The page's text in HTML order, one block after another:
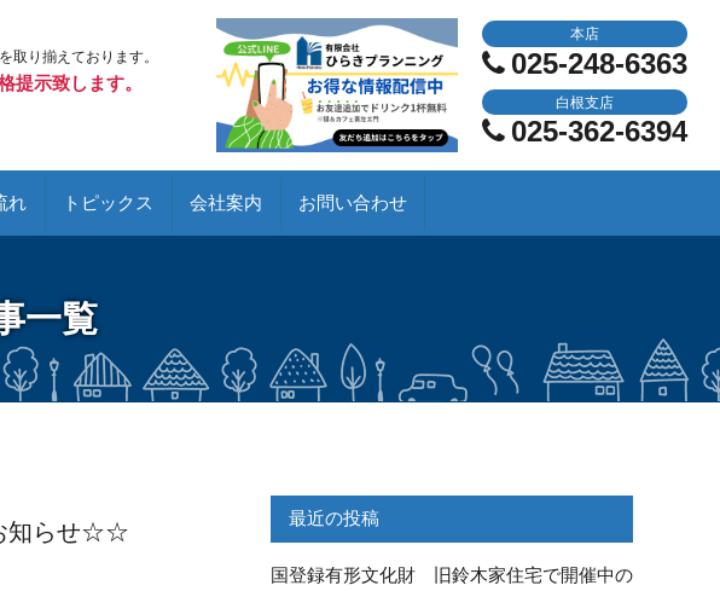
取り揃えております。
提示致します。
本店
025-248-6363
白根支店
025-362-6394
れ トピックス 会社案内 お問い合わせ
一覧
知らせ☆☆ 最近の投稿
国登録有形文化財 旧鈴木家住宅で開催中の